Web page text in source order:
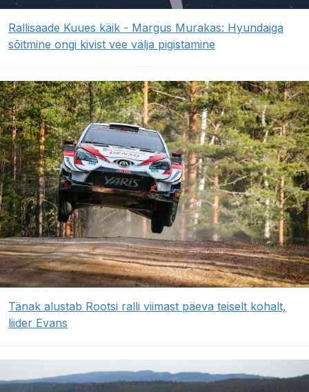
Rallisaade Kuues käik - Margus Murakas: Hyundaiga
sõitmine ongi kivist vee välja pigistamine
Tänak alustab Rootsi ralli viimast päeva teiselt kohalt,
liider Evans